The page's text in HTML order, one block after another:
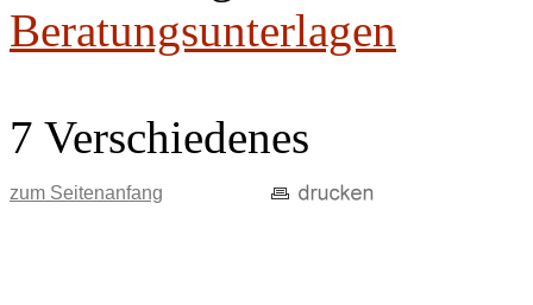
Beratungsunterlagen
7 Verschiedenes
zum Seitenanfang